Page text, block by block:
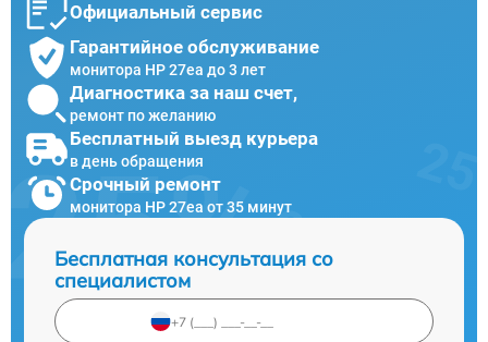
Официальный сервис
Гарантийное обслуживание
монитора HP 27ea до 3 лет
Диагностика за наш счет,
ремонт по желанию
Бесплатный выезд курьера
в день обращения
Срочный ремонт
монитора HP 27ea от 35 минут
Бесплатная консультация со
специалистом